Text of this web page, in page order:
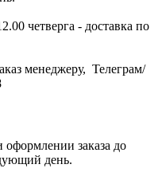
четверга - доставка по
менеджеру, Телеграм/
заказа до
день.